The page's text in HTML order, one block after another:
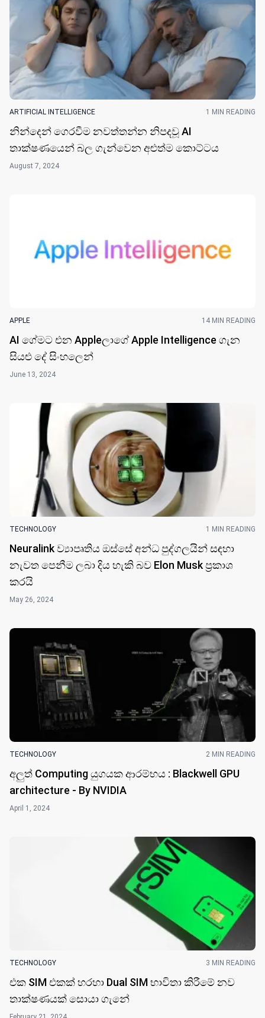
ARTIFICIAL INTELLIGENCE 1 MIN READING
නින්දෙ​න් ගෙරවීම නවත්තන්න නිපදවූ AI
තාක්ෂණයෙන් බල ගැන්වෙන අළුත්ම කොට්ට​ය
August 7, 2024
APPLE 14 MIN READING
AI ගේමට එන Appleලාගේ Apple Intelligence ගැන
සියළු දේ සිංහලෙ​න්
June 13, 2024
TECHNOLOGY 1 MIN READING
Neuralink ව්‍යාපෘතිය ඔස්සේ අන්ධ පුද්ගලයින් සඳහා
නැවත පෙනීම ලබා දිය හැකි බව Elon Musk ප්‍රකාශ
කරයි
May 26, 2024
TECHNOLOGY 2 MIN READING
අලුත් Computing යුගයක ආරම්භය : Blackwell GPU
architecture - By NVIDIA
April 1, 2024
TECHNOLOGY 3 MIN READING
එක SIM එකක් හරහා Dual SIM භාවිතා කිරීමේ නව
තාක්ෂණයක් සොයා ගැ​නේ